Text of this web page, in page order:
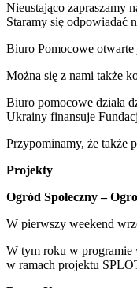
Nieustająco zapraszamy
Staramy się odpowiadać
Biuro Pomocowe
Można się z nami także
Biuro pomocowe działa
Ukrainy finansuje
Przypominamy, że także
Projekty
Ogród Społeczny –
W pierwszy weekend
W tym roku w programie
w ramach projektu